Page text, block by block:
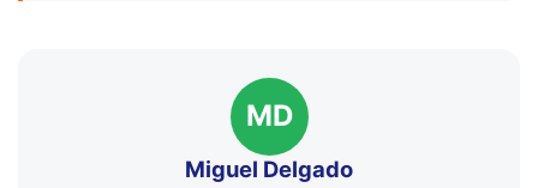
MD
Miguel Delgado